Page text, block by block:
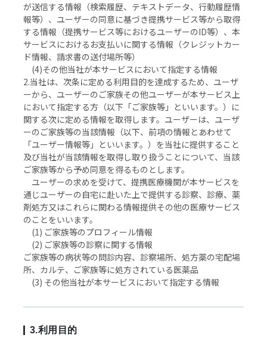
が送信する情報（検索履歴、テキストデータ、行動履歴情
報等）、ユーザーの同意に基づき提携サービス等から取得
する情報（提携サービス等におけるユーザーのID等）、本
サービスにおけるお支払いに関する情報（クレジットカー
ド情報、請求書の送付場所等）
(4)その他当社が本サービスにおいて指定する情報
2.当社は、次条に定める利用目的を達成するため、ユーザ
ーから、ユーザーのご家族その他ユーザーが本サービス上
において指定する方（以下「ご家族等」といいます。）に
関する次に定める情報を取得します。ユーザーは、ユーザ
ーのご家族等の当該情報（以下、前項の情報とあわせて
「ユーザー情報等」といいます。）を当社に提供すること
及び当社が当該情報を取得し取り扱うことについて、当該
ご家族等から予め同意を得るものとします。
ユーザーの求めを受けて、提携医療機関が本サービスを
通じユーザーの自宅に赴いた上で提供する診察、診療、薬
剤処方又はこれらに関わる情報提供その他の医療サービス
のことをいいます。
(1) ご家族等のプロフィール情報
(2) ご家族等の診察に関する情報
ご家族等の病状等の問診内容、診察場所、処方薬の宅配場
所、カルテ、ご家族等に処方されている医薬品
(3) その他当社が本サービスにおいて指定する情報
3.利用目的